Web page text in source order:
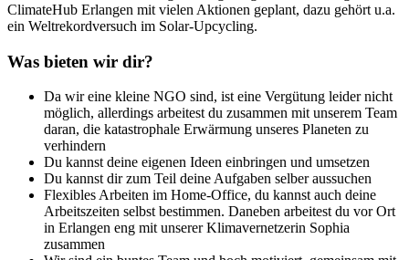
ClimateHub Erlangen mit vielen Aktionen geplant, dazu gehört u.a.
ein Weltrekordversuch im Solar-Upcycling.
Was bieten wir dir?
Da wir eine kleine NGO sind, ist eine Vergütung leider nicht
möglich, allerdings arbeitest du zusammen mit unserem Team
daran, die katastrophale Erwärmung unseres Planeten zu
verhindern
Du kannst deine eigenen Ideen einbringen und umsetzen
Du kannst dir zum Teil deine Aufgaben selber aussuchen
Flexibles Arbeiten im Home-Office, du kannst auch deine
Arbeitszeiten selbst bestimmen. Daneben arbeitest du vor Ort
in Erlangen eng mit unserer Klimavernetzerin Sophia
zusammen